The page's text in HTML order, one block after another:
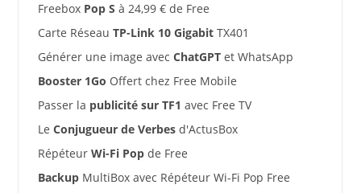
Freebox Pop S à 24,99 € de Free
Carte Réseau TP-Link 10 GigabitTX401
Générer une image avec ChatGPTet WhatsApp
Booster 1Go Offert chez Free Mobile
Passer la publicité sur TF1 avec Free TV
Le Conjugueur de Verbesd'ActusBox
Répéteur Wi-Fi Popde Free
BackupMultiBox avec Répéteur Wi-Fi Pop Free